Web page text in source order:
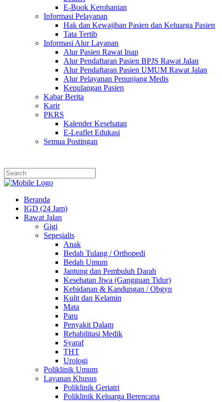
E-Book Kerohanian
Informasi Pelayanan
Hak dan Kewajiban Pasien dan Keluarga Pasien
Tata Tertib
Informasi Alur Layanan
Alur Pasien Rawat Inap
Alur Pendaftaran Pasien BPJS Rawat Jalan
Alur Pendaftaran Pasien UMUM Rawat Jalan
Alur Pelayanan Penunjang Medis
Kepulangan Pasien
Kabar Berita
Karir
PKRS
Kalender Kesehatan
E-Leaflet Edukasi
Semua Postingan
Beranda
IGD (24 Jam)
Rawat Jalan
Gigi
Sepesialis
Anak
Bedah Tulang / Orthopedi
Bedah Umum
Jantung dan Pembuluh Darah
Kesehatan Jiwa (Gangguan Tidur)
Kebidanan & Kandungan / Obgyn
Kulit dan Kelamin
Mata
Paru
Penyakit Dalam
Rehabilitasi Medik
Syaraf
THT
Urologi
Poliklinik Umum
Layanan Khusus
Poliklinik Geriatri
Poliklinik Keluarga Berencana